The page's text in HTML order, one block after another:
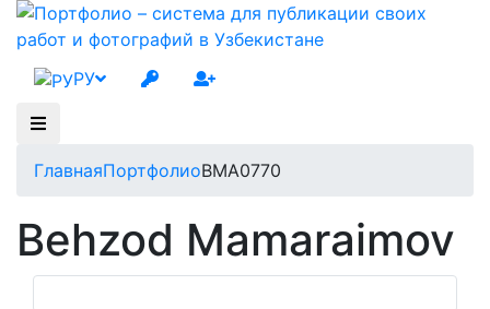
РУ
ГлавнаяПортфолиоBMA0770
Behzod Mamaraimov